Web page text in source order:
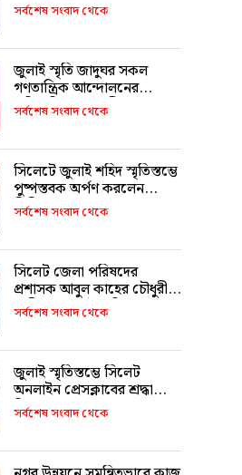
সর্বশেষ সংবাদ থেকে
জুলাই স্মৃতি জাদুঘর সকল
গণতান্ত্রিক আন্দোলনের
প্রতিচ্ছবি: প্রধানমন্ত্রী
সর্বশেষ সংবাদ থেকে
সিলেটে জুলাই শহিদ স্মৃতিস্তম্ভে
পুষ্পস্তবক অর্পণ করলেন
সিসিক প্রশাসক
সর্বশেষ সংবাদ থেকে
সিলেট জেলা পরিষদের
প্রশাসক আবুল কাহের চৌধুরী
শামীমের জুলাই স্মৃতি স্তম্ভে
শ্রদ্ধা নিবেদন
সর্বশেষ সংবাদ থেকে
জুলাই স্মৃতিস্তম্ভে সিলেট
অনলাইন প্রেসক্লাবের শ্রদ্ধা
নিবেদন
সর্বশেষ সংবাদ থেকে